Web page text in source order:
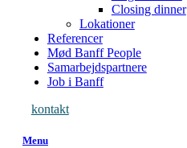
Closing dinner
Lokationer
Referencer
Mød Banff People
Samarbejdspartnere
Job i Banff
kontakt
Menu